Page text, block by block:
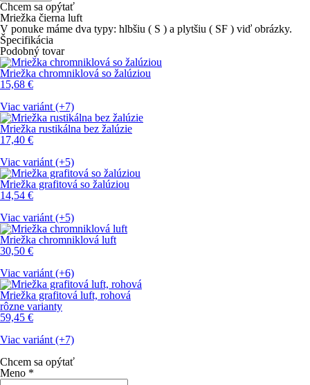
Chcem sa opýtať
Mriežka čierna luft
V ponuke máme dva typy: hlbšiu ( S ) a plytšiu ( SF ) viď obrázky.
Špecifikácia
Podobný tovar
Mriežka chromniklová so žalúziou
15,68 €
Viac variánt (+7)
Mriežka rustikálna bez žalúzie
17,40 €
Viac variánt (+5)
Mriežka grafitová so žalúziou
14,54 €
Viac variánt (+5)
Mriežka chromniklová luft
30,50 €
Viac variánt (+6)
Mriežka grafitová luft, rohová
rôzne varianty
59,45 €
Viac variánt (+7)
Chcem sa opýtať
Meno *